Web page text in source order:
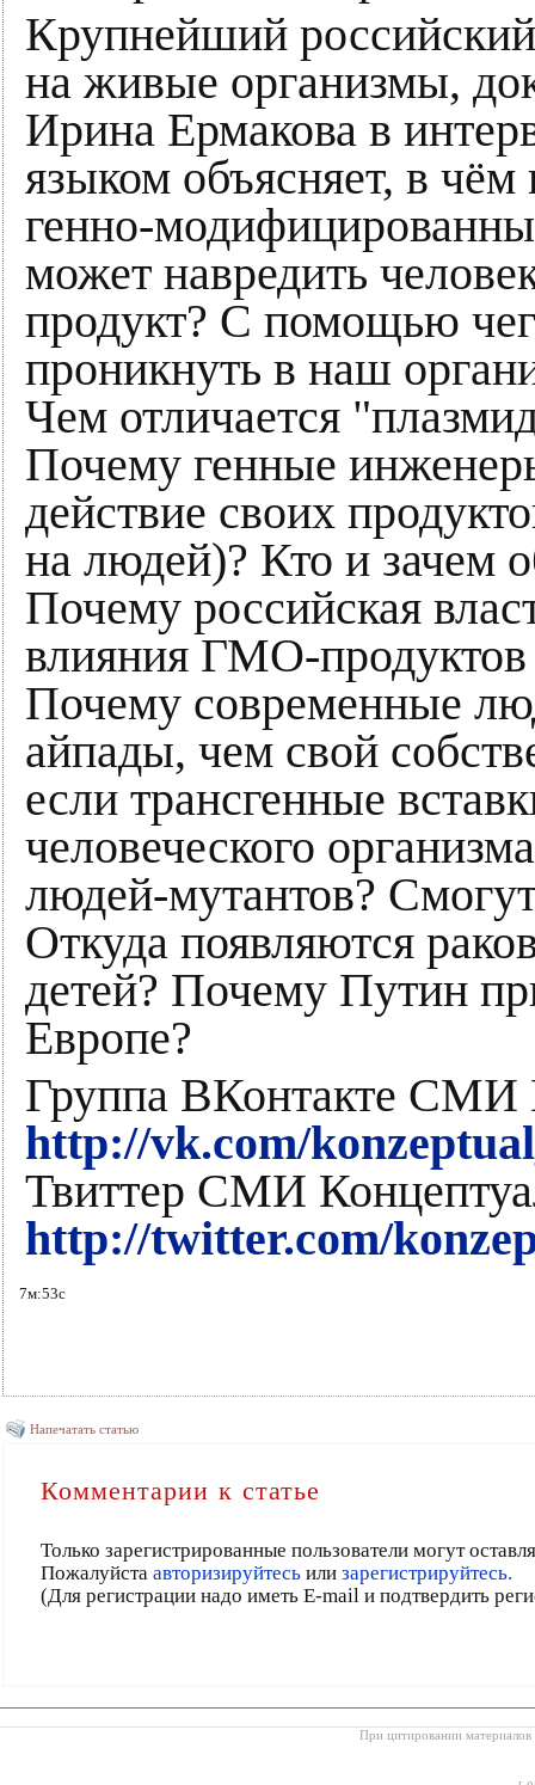
Крупнейший
на живые организмы,
Ирина Ермакова в
языком объясняет, в чём
генно-
может навредить
продукт? С помощью
проникнуть в наш
Чем отличается
Почему генные
действие своих
на людей)? Кто и зачем
Почему российская
влияния ГМО-
Почему современные
айпады, чем свой
если трансгенные
человеческого
людей-мутантов?
Откуда появляются
детей? Почему Путин
Европе?
Группа ВКонтакте СМИ
http://vk.com/
Твиттер СМИ
http://twitter.com/
7м:53с
Напечатать статью
Комментарии к статье
Только зарегистрированные пользователи могут
Пожалуйста авторизируйтесь или зарегистрируйтесь.
(Для регистрации надо иметь E-mail и подтвердить
При цитировании материалов